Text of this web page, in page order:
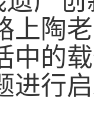
上陶
中的
进行